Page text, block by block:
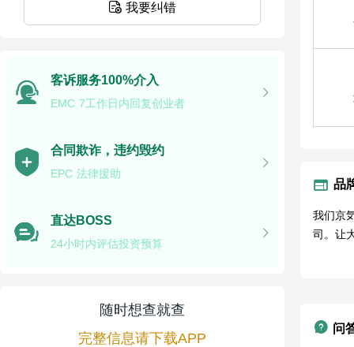
我要纠错
客诉服务100%介入
EMC 7工作日内回复创业者
合同欺诈，违约毁约
EPC 法律援助
直达BOSS
24小时内评估投资预算
随时想查就查
完整信息请下载APP
品
我们京
司。让
问